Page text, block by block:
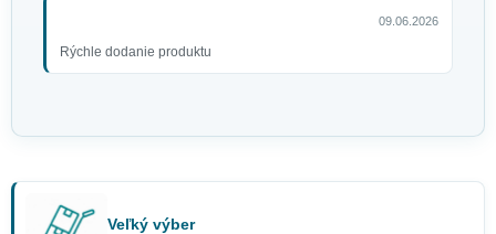
09.06.2026
Rýchle dodanie produktu
Veľký výber